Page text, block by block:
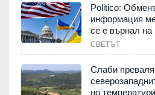
Politico:
информация
се е върнал
СВЕТЪТ
Слаби
но